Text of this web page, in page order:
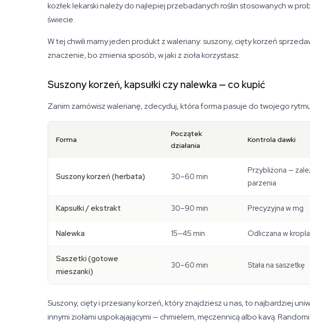
kozłek lekarski należy do najlepiej przebadanych roślin stosowanych w
świecie.
W tej chwili mamy jeden produkt z waleriany: suszony, cięty korzeń
znaczenie, bo zmienia sposób, w jaki z zioła korzystasz.
Suszony korzeń, kapsułki czy nalewka — co kupić
Zanim zamówisz walerianę, zdecyduj, która forma pasuje do twojego
Forma
Początek
działania
Kontrola dawki
Suszony korzeń (herbata) 30–60 min
Przybliżona —
parzenia
Kapsułki / ekstrakt 30–90 min Precyzyjna w mg
Nalewka 15–45 min Odliczana w
Saszetki (gotowe
mieszanki)
30–60 min Stała na saszetkę
Suszony, cięty i przesiany korzeń, który znajdziesz u nas, to najbardziej
innymi ziołami uspokajającymi — chmielem, męczennicą albo kavą.